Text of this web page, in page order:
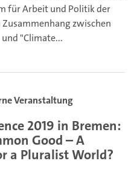
für Arbeit und Politik der
zwischen
"Climate...
Veranstaltung
2019 in Bremen:
Good – A
a Pluralist World?